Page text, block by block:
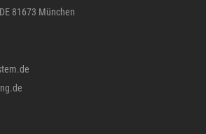
81673 München